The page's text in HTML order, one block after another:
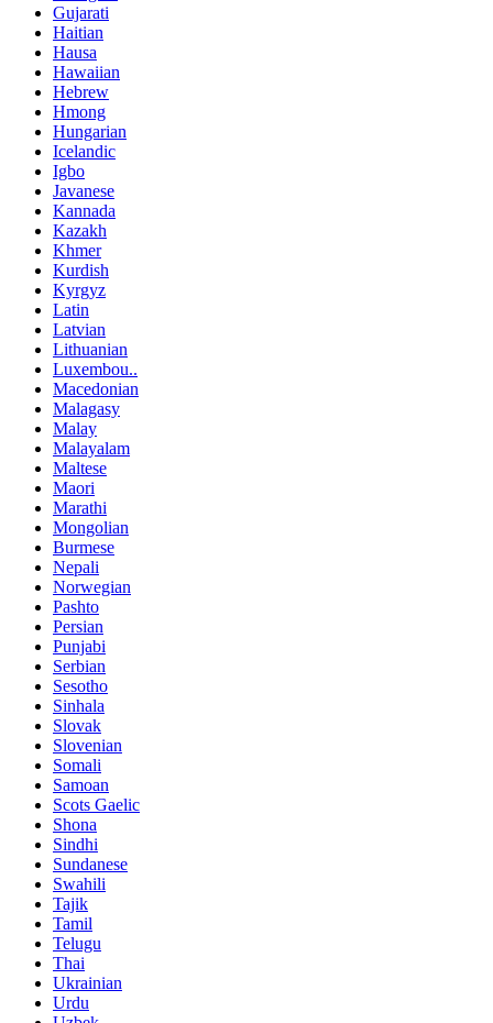
Gujarati
Haitian
Hausa
Hawaiian
Hebrew
Hmong
Hungarian
Icelandic
Igbo
Javanese
Kannada
Kazakh
Khmer
Kurdish
Kyrgyz
Latin
Latvian
Lithuanian
Luxembou..
Macedonian
Malagasy
Malay
Malayalam
Maltese
Maori
Marathi
Mongolian
Burmese
Nepali
Norwegian
Pashto
Persian
Punjabi
Serbian
Sesotho
Sinhala
Slovak
Slovenian
Somali
Samoan
Scots Gaelic
Shona
Sindhi
Sundanese
Swahili
Tajik
Tamil
Telugu
Thai
Ukrainian
Urdu